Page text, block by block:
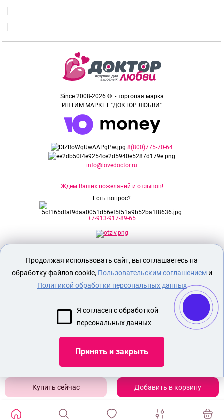
Добавить в корзину
Since 2008-2026 © - торговая марка
ИНТИМ МАРКЕТ "ДОКТОР ЛЮБВИ"
8(800)775-70-64
info@lovedoctor.ru
Ждем Ваших пожеланий и отзывов!
Есть вопрос?
+7-913-917-89-65
Секс шоп Доктор Любви
исключительно для лиц старше 18 лет!
Евразийского соответствия.
ОПЛАТА И ДОСТАВКА
СЕКС ИГРУШКИ
БДСМ
НАСАДКА ДЛЯ СТИМУЛЯЦИИ ЧЛЕНА
Показать еще
Продолжая использовать сайт, вы соглашаетесь на
обработку файлов cookie, Пользовательским соглашениеми
Политикой обработки персональных данных
Я согласен с обработкой
персональных данных
Принять и закрыть